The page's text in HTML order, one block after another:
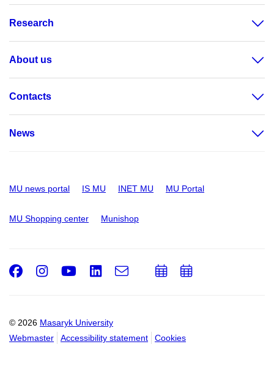
Research
About us
Contacts
News
MU news portal IS MU INET MU MU Portal
MU Shopping center Munishop
© 2026 Masaryk University
Webmaster
Accessibility statement Cookies
Facebook
Instagram
Youtube
LinkedIn
e-
AddAdd